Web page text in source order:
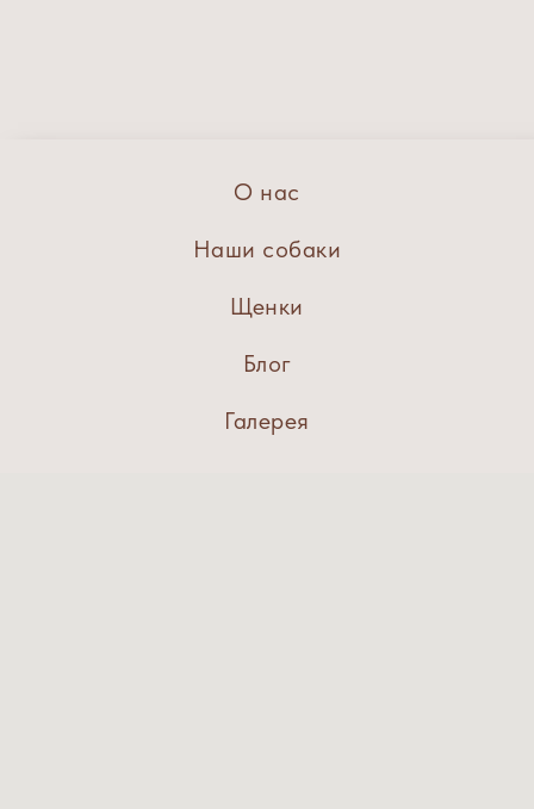
О нас
Наши собаки
Щенки
Блог
Галерея